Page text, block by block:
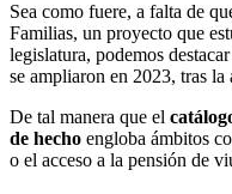
Sea como fuere, a falta de
Familias, un proyecto que
legislatura, podemos
se ampliaron en 2023, tras la
De tal manera que el
de hecho engloba ámbitos
o el acceso a la pensión de